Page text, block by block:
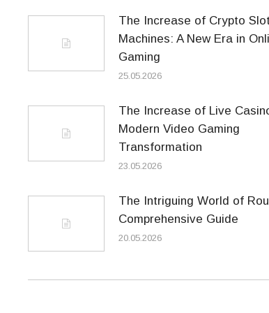
The Increase of Crypto
Machines: A New Era in
Gaming
25.05.2026
The Increase of Live
Modern Video Gaming
Transformation
23.05.2026
The Intriguing World of
Comprehensive Guide
20.05.2026